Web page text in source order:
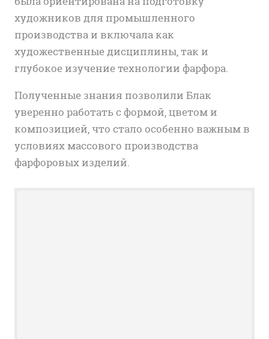
художников для промышленного
производства и включала как
художественные дисциплины, так и
глубокое изучение технологии фарфора.
Полученные знания позволили Блак
уверенно работать с формой, цветом и
композицией, что стало особенно важным в
условиях массового производства
фарфоровых изделий.